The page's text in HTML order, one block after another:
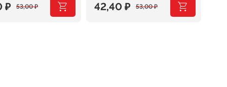
53,00₽
₽ 53,00₽
Первоначальная
42,40 ₽
Текущая